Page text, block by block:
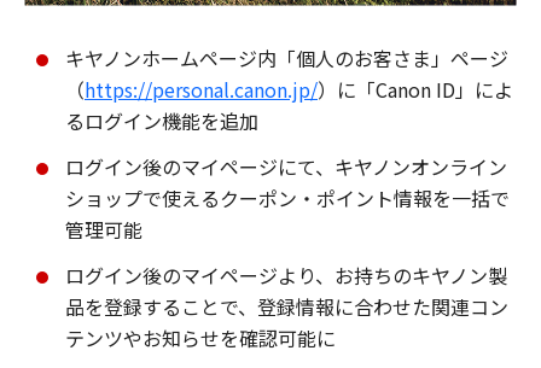
キヤノンホームページ内「個人のお客さま」ページ
（https://personal.canon.jp/）に「Canon ID」によ
るログイン機能を追加
ログイン後のマイページにて、キヤノンオンライン
ショップで使えるクーポン・ポイント情報を一括で
管理可能
ログイン後のマイページより、お持ちのキヤノン製
品を登録することで、登録情報に合わせた関連コン
テンツやお知らせを確認可能に